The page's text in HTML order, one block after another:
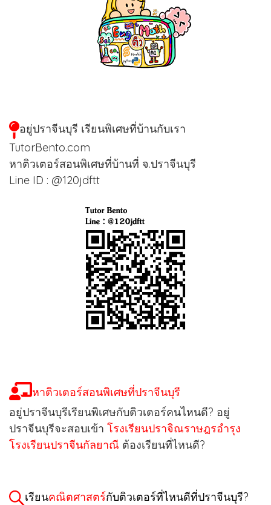
อยู่ปราจีนบุรี เรียนพิเศษที่บ้านกับเรา
TutorBento.com
หาติวเตอร์สอนพิเศษที่บ้านที่ จ.ปราจีนบุรี
Line ID : @120jdftt
หาติวเตอร์สอนพิเศษที่ปราจีนบุรี
อยู่ปราจีนบุรีเรียนพิเศษกับติวเตอร์คนไหนดี? อยู่
ปราจีนบุรีจะสอบเข้า โรงเรียนปราจิณราษฎรอำรุง
โรงเรียนปราจีนกัลยาณี ต้องเรียนที่ไหนดี?
เรียนคณิตศาสตร์กับติวเตอร์ที่ไหนดีที่ปราจีนบุรี?